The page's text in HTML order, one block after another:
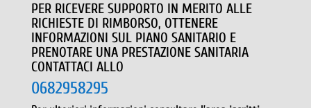
PER RICEVERE SUPPORTO IN MERITO ALLE
RICHIESTE DI RIMBORSO, OTTENERE
INFORMAZIONI SUL PIANO SANITARIO E
PRENOTARE UNA PRESTAZIONE SANITARIA
CONTATTACI ALLO
0682958295